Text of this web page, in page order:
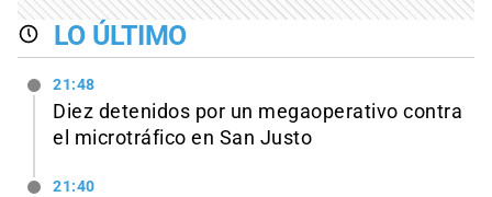
LO ÚLTIMO
21:48
Diez detenidos por un megaoperativo contra
el microtráfico en San Justo
21:40